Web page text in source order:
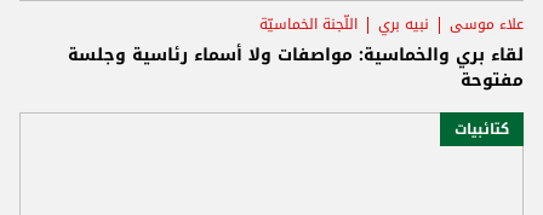
علاء موسى نبيه بري اللّجنة الخماسيّة
لقاء بري والخماسية: مواصفات ولا أسماء رئاسية وجلسة
مفتوحة
كتائبيات